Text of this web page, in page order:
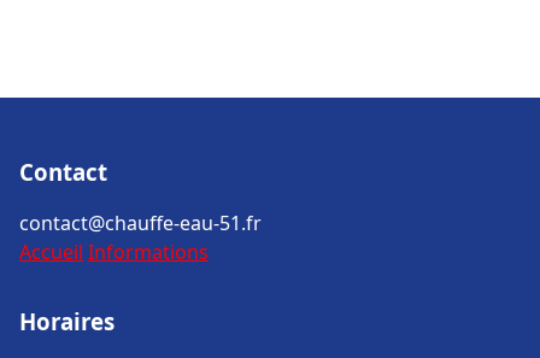
Contact
contact@chauffe-eau-51.fr
Accueil Informations
Horaires